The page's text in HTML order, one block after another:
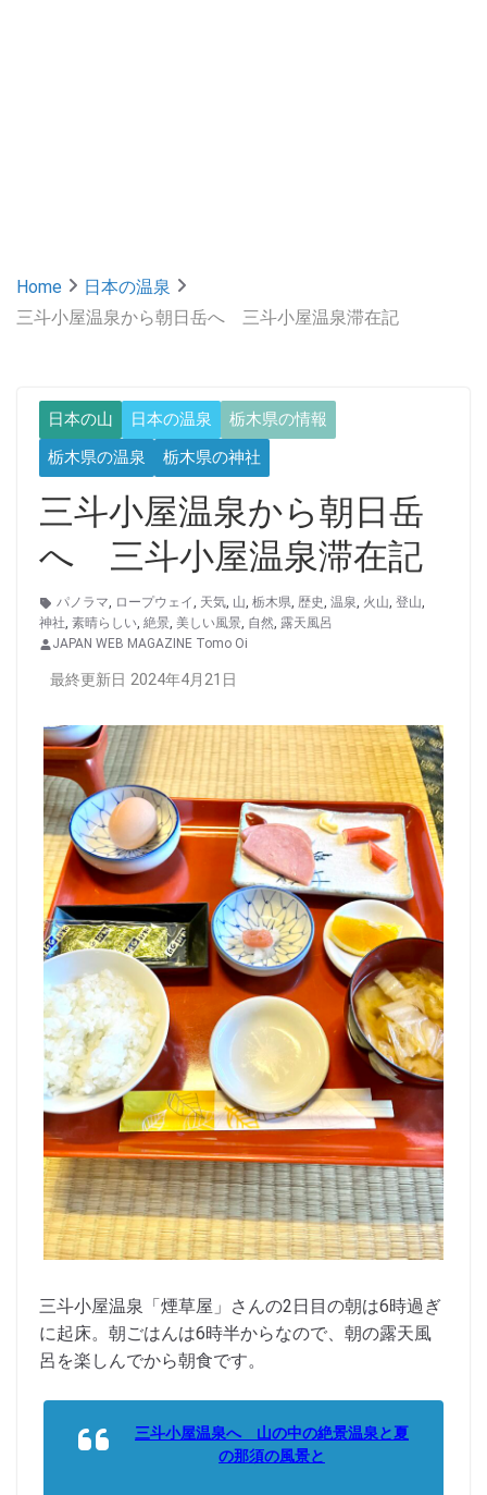
Home
日本の温泉
三斗小屋温泉から朝日岳へ 三斗小屋温泉滞在記
日本の山 日本の温泉
栃木県の情報
栃木県の温泉
栃木県の神社
三斗小屋温泉から朝日岳
へ 三斗小屋温泉滞在記
パノラマ, ロープウェイ, 天気, 山, 栃木県, 歴史, 温泉, 火山, 登山,
神社, 素晴らしい, 絶景, 美しい風景, 自然, 露天風呂
JAPAN WEB MAGAZINE Tomo Oi
最終更新日 2024年4月21日
三斗小屋温泉「煙草屋」さんの2日目の朝は6時過ぎ
に起床。朝ごはんは6時半からなので、朝の露天風
呂を楽しんでから朝食です。
三斗小屋温泉へ 山の中の絶景温泉と夏
の那須の風景と